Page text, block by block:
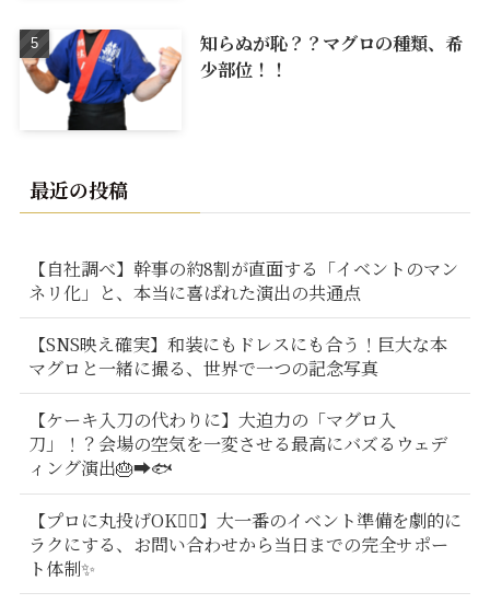
知らぬが恥？？マグロの種類、希
少部位！！
最近の投稿
【自社調べ】幹事の約8割が直面する「イベントのマン
ネリ化」と、本当に喜ばれた演出の共通点
【SNS映え確実】和装にもドレスにも合う！巨大な本
マグロと一緒に撮る、世界で一つの記念写真
【ケーキ入刀の代わりに】大迫力の「マグロ入
刀」！？会場の空気を一変させる最高にバズるウェデ
ィング演出🎂➡️🐟
【プロに丸投げOK🙆‍♂️】大一番のイベント準備を劇的に
ラクにする、お問い合わせから当日までの完全サポー
ト体制✨